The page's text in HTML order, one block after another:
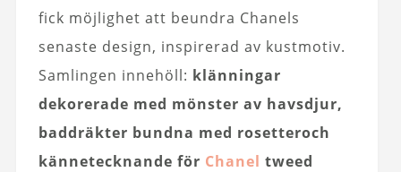
fick möjlighet att beundra Chanels
senaste design, inspirerad av kustmotiv.
Samlingen innehöll: klänningar
dekorerade med mönster av havsdjur,
baddräkter bundna med rosetteroch
kännetecknande för Chanel tweed